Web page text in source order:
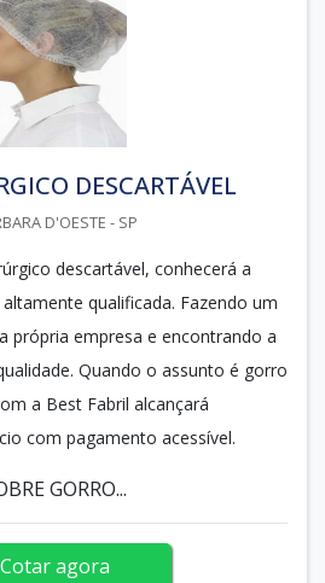
DESCARTÁVEL
D'OESTE - SP
descartável, conhecerá a
qualificada. Fazendo um
própria empresa e encontrando a
Quando o assunto é gorro
a Best Fabril alcançará
com pagamento acessível.
GORRO...
Cotar agora